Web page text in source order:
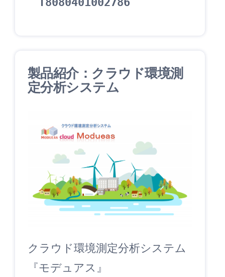
製品紹介：クラウド環境測
定分析システム
クラウド環境測定分析システム
『モデュアス』